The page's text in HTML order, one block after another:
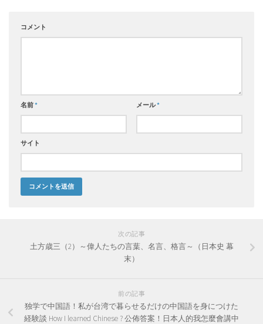
コメント
名前* メール*
サイト
次の記事
土方歳三（2）～偉人たちの言葉、名言、格言～（日本史 幕
末）
前の記事
独学で中国語！私が台湾で暮らせるだけの中国語を身につけた
経験談 How I learned Chinese ? 公佈答案！日本人的我怎麼會講中